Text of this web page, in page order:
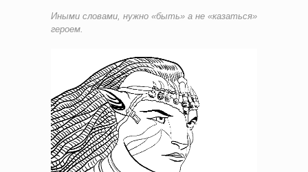
Иными словами, нужно «быть» а не «казаться»
героем.